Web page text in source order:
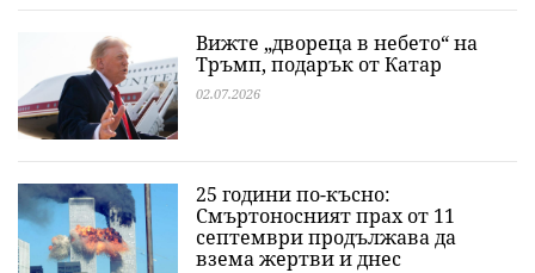
Вижте „двореца в небето“ на
Тръмп, подарък от Катар
02.07.2026
25 години по-късно:
Смъртоносният прах от 11
септември продължава да
взема жертви и днес